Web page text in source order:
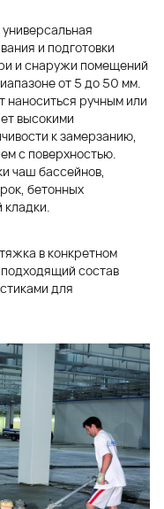
и подготовки
и снаружи помещений
от 5 до 50 мм.
наноситься ручным или
высокими
к замерзанию,
с поверхностью.
чаш бассейнов,
бетонных
кладки.
в конкретном
состав
для